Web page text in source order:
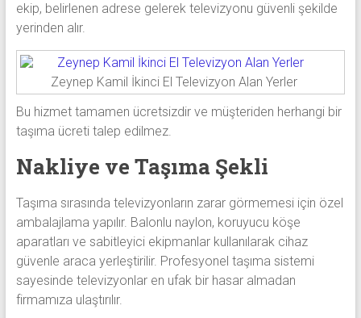
ekip, belirlenen adrese gelerek televizyonu güvenli şekilde
yerinden alır.
Zeynep Kamil İkinci El Televizyon Alan Yerler
Bu hizmet tamamen ücretsizdir ve müşteriden herhangi bir
taşıma ücreti talep edilmez.
Nakliye ve Taşıma Şekli
Taşıma sırasında televizyonların zarar görmemesi için özel
ambalajlama yapılır. Balonlu naylon, koruyucu köşe
aparatları ve sabitleyici ekipmanlar kullanılarak cihaz
güvenle araca yerleştirilir. Profesyonel taşıma sistemi
sayesinde televizyonlar en ufak bir hasar almadan
firmamıza ulaştırılır.